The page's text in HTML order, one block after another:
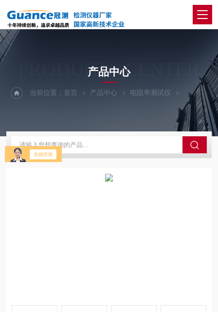
PRODUCTS CENTER
产品中心
当前位置：首页 产品中心 电阻率测试仪 121A1-热